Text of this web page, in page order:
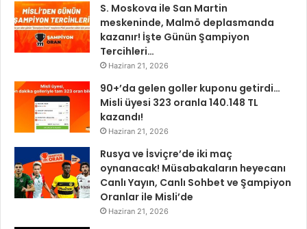
S. Moskova ile San Martin
meskeninde, Malmö deplasmanda
kazanır! İşte Günün Şampiyon
Tercihleri…
Haziran 21, 2026
90+’da gelen goller kuponu getirdi…
Misli üyesi 323 oranla 140.148 TL
kazandı!
Haziran 21, 2026
Rusya ve İsviçre’de iki maç
oynanacak! Müsabakaların heyecanı
Canlı Yayın, Canlı Sohbet ve Şampiyon
Oranlar ile Misli’de
Haziran 21, 2026